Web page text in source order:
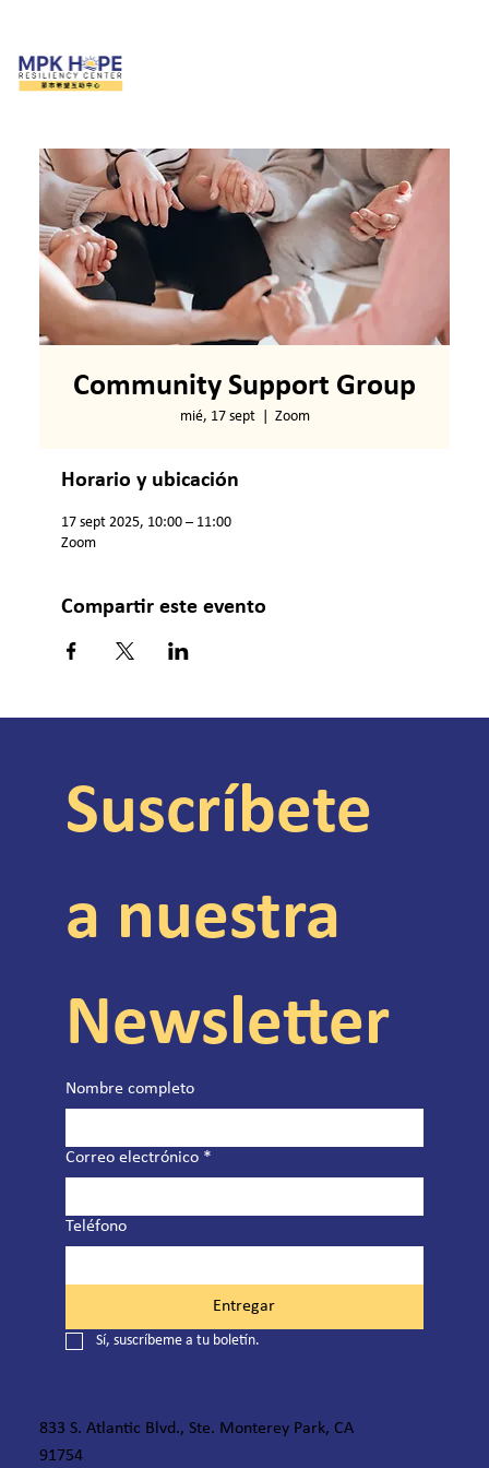
Community Support Group
mié, 17 sept
  |
Zoom
Horario y ubicación
17 sept 2025, 10:00 – 11:00
Zoom
Compartir este evento
Suscríbete
a nuestra
Newsletter
Nombre completo
Correo electrónico *
Teléfono
Entregar
Sí, suscríbeme a tu boletín.
833 S. Atlantic Blvd., Ste. Monterey Park, CA
91754